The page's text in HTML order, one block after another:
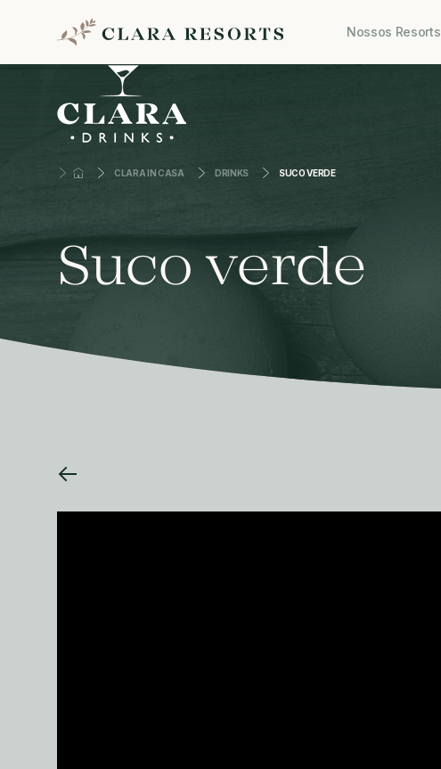
Nossos Resorts
CLARA IN CASA DRINKS SUCO VERDE
Suco verde